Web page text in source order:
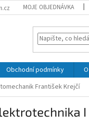
MOJE OBJEDNÁVKA
Obchodní podmínky
František Krejčí